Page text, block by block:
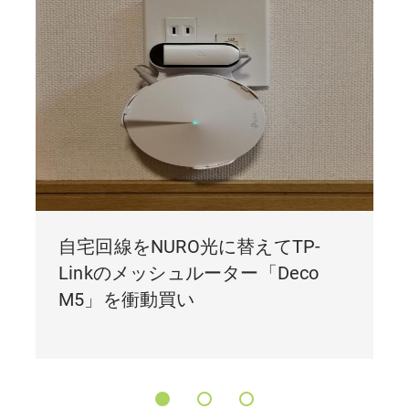
自宅回線をNURO光に替えてTP-
Linkのメッシュルーター「Deco
M5」を衝動買い